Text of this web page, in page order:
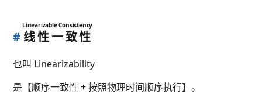
# 线性一致性
Linearizable Consistency
也叫 Linearizability
是【顺序一致性 + 按照物理时间顺序执行】。